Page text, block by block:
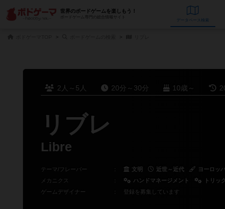
世界のボードゲームを楽しもう！
ボードゲーム専門の総合情報サイト
データベース
2人～5人 20分～30分 10歳～
リブレ
Libre
テーマ/フレーバー ： 文明 近世～近代 ヨーロッ
メカニクス
： ハンドマネージメント トリッ
ゲームデザイナー
： 登録を募集しています